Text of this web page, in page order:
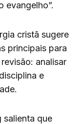
evangelho”.
cristã sugere
principais para
analisar
e
salienta que